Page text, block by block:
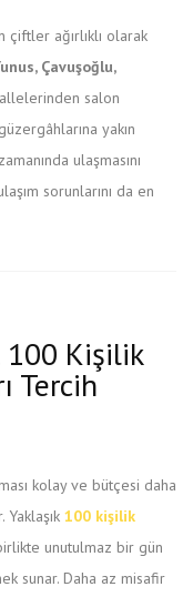
çiftler ağırlıklı olarak
Çavuşoğlu,
salon
yakın
ulaşmasını
sorunlarını da en
Kişilik
Tercih
kolay ve bütçesi daha
100 kişilik
unutulmaz bir gün
sunar. Daha az misafir